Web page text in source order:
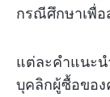
กรณีศึกษาเพื่อ
แต่ละคำแนะ
บุคลิกผู้ซื้อขอ